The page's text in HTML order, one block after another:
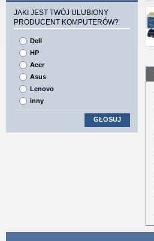
JAKI JEST TWÓJ ULUBIONY
PRODUCENT KOMPUTERÓW?
Dell
HP
Acer
Asus
Lenovo
inny
GŁOSUJ